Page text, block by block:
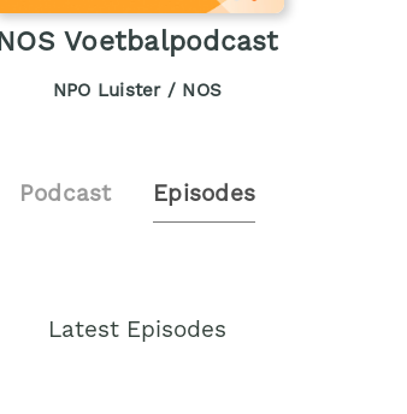
NOS Voetbalpodcast
NPO Luister / NOS
Podcast Episodes
Latest Episodes